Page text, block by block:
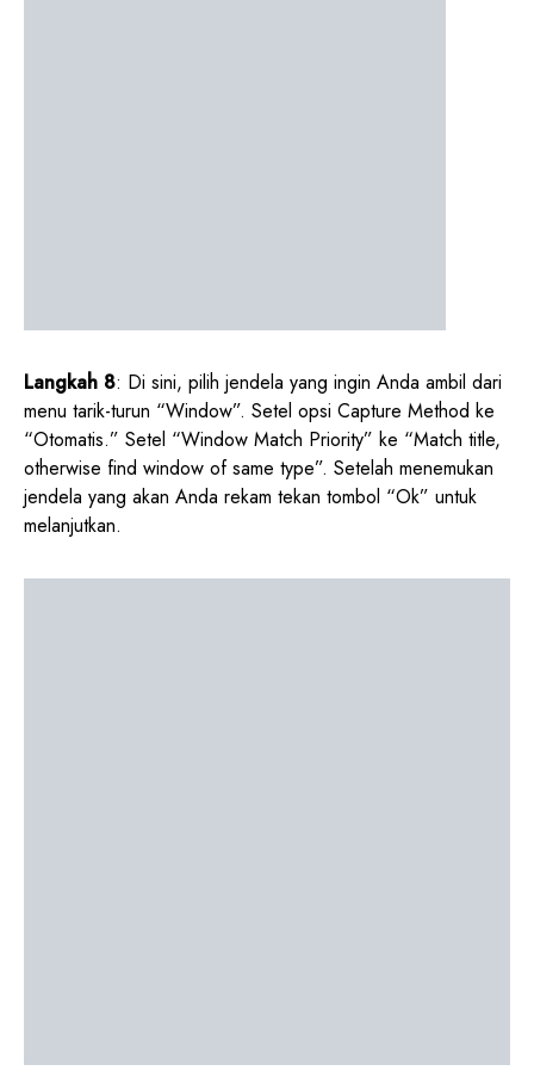
Langkah 8: Di sini, pilih jendela yang ingin Anda ambil dari
menu tarik-turun “Window”. Setel opsi Capture Method ke
“Otomatis.” Setel “Window Match Priority” ke “Match title,
otherwise find window of same type”. Setelah menemukan
jendela yang akan Anda rekam tekan tombol “Ok” untuk
melanjutkan.